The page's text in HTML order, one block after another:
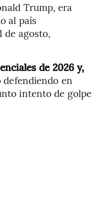
Trump, era
al país
de agosto,
de 2026 y,
defendiendo en
intento de golpe